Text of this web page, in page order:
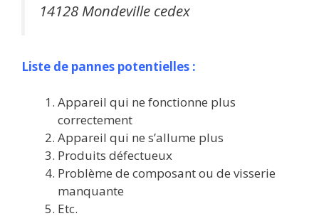
14128 Mondeville cedex
Liste de pannes potentielles :
Appareil qui ne fonctionne plus
correctement
Appareil qui ne s’allume plus
Produits défectueux
Problème de composant ou de visserie
manquante
Etc.